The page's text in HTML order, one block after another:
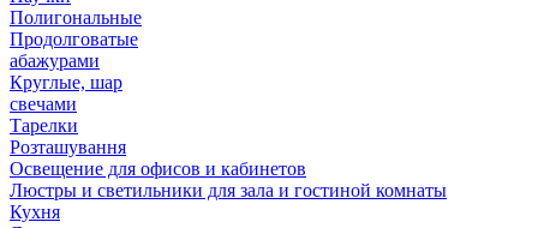
Полигональные
Продолговатые
абажурами
Круглые, шар
свечами
Тарелки
Розташування
Освещение для офисов и кабинетов
Люстры и светильники для зала и гостиной комнаты
Кухня